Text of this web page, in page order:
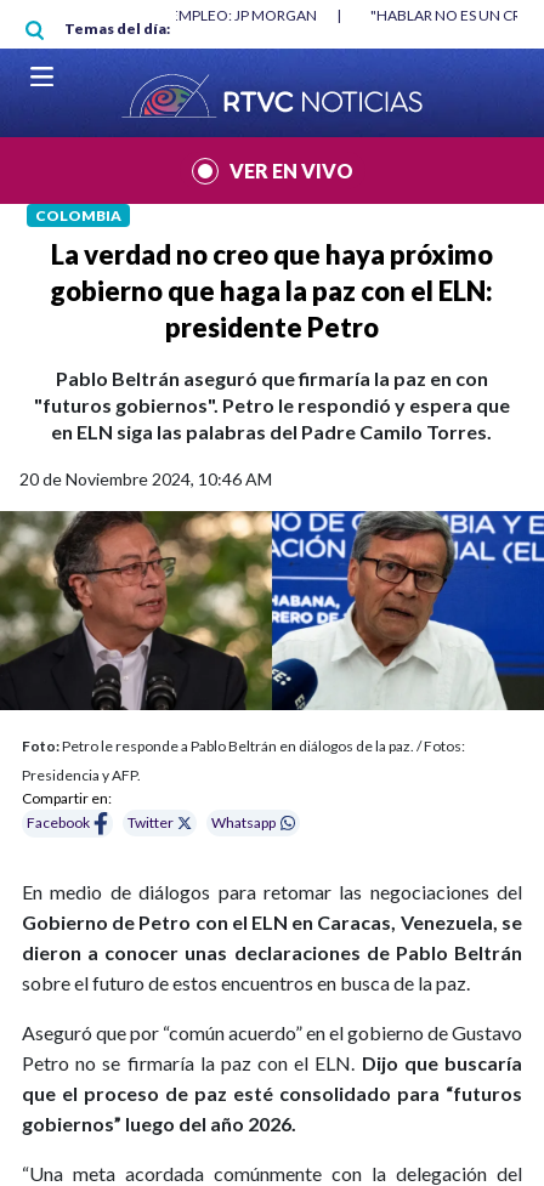
Pasar al contenido principal
Temas del día:
MÍNIMO NO DESTRUYÓ EMPLEO: JP MORGAN |
"HABLAR NO ES UN
MUNDIAL 2026
|
VER EN VIVO
COLOMBIA
La verdad no creo que haya próximo
gobierno que haga la paz con el ELN:
presidente Petro
Pablo Beltrán aseguró que firmaría la paz en con
"futuros gobiernos". Petro le respondió y espera que
en ELN siga las palabras del Padre Camilo Torres.
20 de Noviembre 2024, 10:46 AM
Foto:Petro le responde a Pablo Beltrán en diálogos de la paz. / Fotos:
Presidencia y AFP.
Compartir en:
Facebook
Twitter Whatsapp
En medio de diálogos para retomar las negociaciones del
Gobierno de Petro con el ELN en Caracas, Venezuela, se
dieron a conocer unas declaraciones de Pablo Beltrán
sobre el futuro de estos encuentros en busca de la paz.
Aseguró que por “común acuerdo” en el gobierno de Gustavo
Petro no se firmaría la paz con el ELN. Dijo que buscaría
que el proceso de paz esté consolidado para “futuros
gobiernos” luego del año 2026.
“Una meta acordada comúnmente con la delegación del